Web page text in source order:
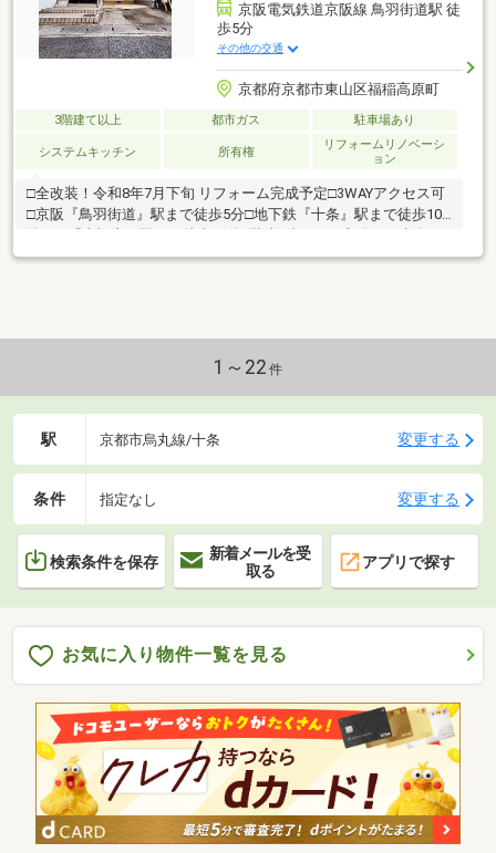
京阪電気鉄道京阪線 鳥羽街道駅 徒
歩5分
その他の交通
京都府京都市東山区福稲高原町
3階建て以上 都市ガス 駐車場あり
システムキッチン 所有権
リフォームリノベーシ
ョン
□全改装！令和8年7月下旬 リフォーム完成予定□3WAYアクセス可
□京阪『鳥羽街道』駅まで徒歩5分□地下鉄『十条』駅まで徒歩10
1～22 件
駅 京都市烏丸線/十条 変更する
条件 指定なし 変更する
検索条件を保存
新着メールを受
取る
アプリで探す
お気に入り物件一覧を見る